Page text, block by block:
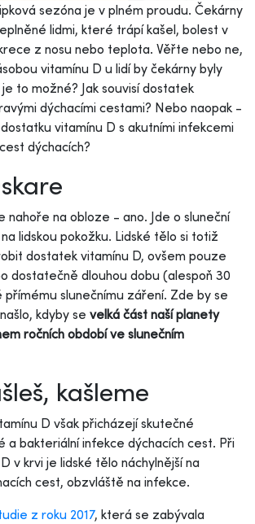
sezóna je v plném proudu. Čekárny
lidmi, které trápí kašel, bolest v
z nosu nebo teplota. Věřte nebo ne,
vitamínu D u lidí by čekárny byly
to možné? Jak souvisí dostatek
dýchacími cestami? Nebo naopak -
vitamínu D s akutními infekcemi
dýchacích?
nahoře na obloze - ano. Jde o sluneční
lidskou pokožku. Lidské tělo si totiž
dostatek vitamínu D, ovšem pouze
dostatečně dlouhou dobu (alespoň 30
slunečnímu záření. Zde by se
kdyby se velká část naší planety
ročních období ve slunečním
kašleme
D však přicházejí skutečné
a bakteriální infekce dýchacích cest. Při
v krvi je lidské tělo náchylnější na
cest, obzvláště na infekce.
z roku 2017, která se zabývala